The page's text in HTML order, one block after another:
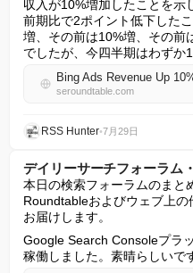
収入が10%増加したことを示
前期比で2ポイント低下した
増、その前は10%増、その前
でしたが、今四半期はわずか
Bing Ads Revenue Up
seroundtable.com
RSS Hunter•7月29日
デイリーサーチフォーラム
本日の検索フォーラムのまと
Roundtableおよびウェブ上
お届けします。
Google Search Consoleプラ
稼働しました。素晴らしいで